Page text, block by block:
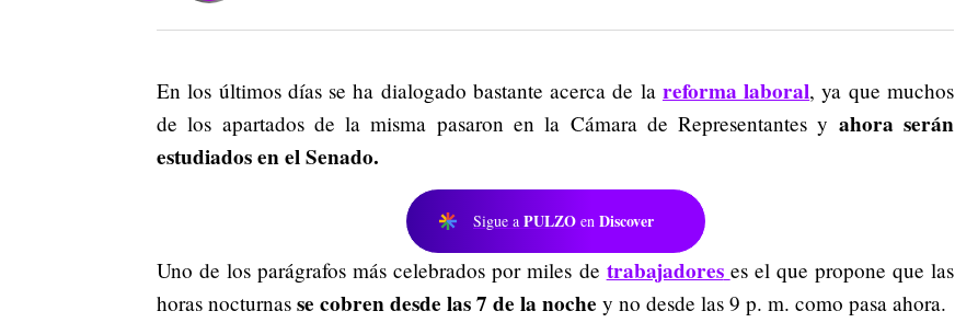
En los últimos días se ha dialogado bastante acerca de la reforma laboral, ya que muchos
de los apartados de la misma pasaron en la Cámara de Representantes y ahora serán
estudiados en el Senado.
Sigue a PULZO en Discover
Uno de los parágrafos más celebrados por miles de trabajadores es el que propone que las
horas nocturnas se cobren desde las 7 de la noche y no desde las 9 p. m. como pasa ahora.